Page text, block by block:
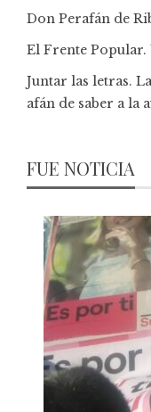
Don Perafán de
El Frente
Juntar las letras.
afán de saber a la
FUE NOTICIA